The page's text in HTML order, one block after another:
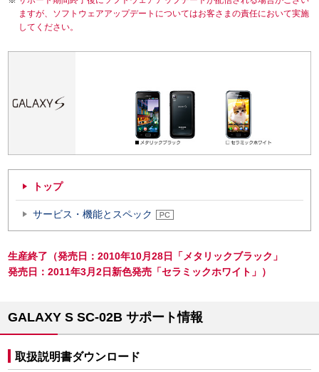
ますが、ソフトウェアアップデートについてはお客さまの責任において実施
してください。
トップ
サービス・機能とスペック
生産終了（発売日：2010年10月28日「メタリックブラック」
発売日：2011年3月2日新色発売「セラミックホワイト」）
GALAXY S SC-02B サポート情報
取扱説明書ダウンロード